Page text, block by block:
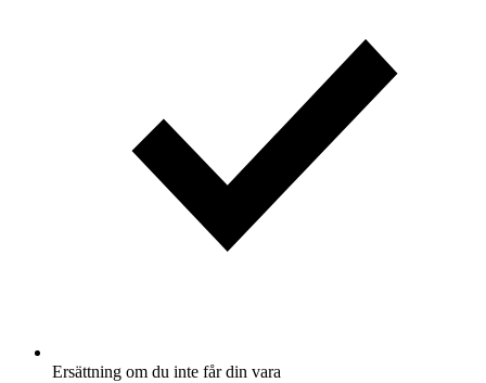
Ersättning om du inte får din vara